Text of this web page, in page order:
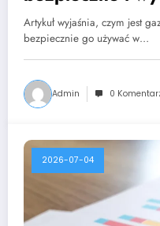
dla domów i
Artykuł wyjaśnia, czym jest
bezpiecznie go używać w…
Admin 0
2026-07-04